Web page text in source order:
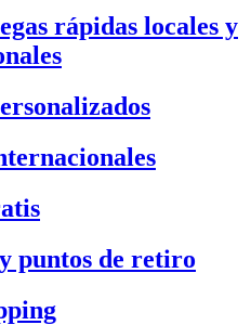
rápidas locales y
puntos de retiro